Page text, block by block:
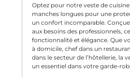
Optez pour notre veste de
manches longues pour une
un confort incomparable.
aux besoins des professionnels,
fonctionnalité et élégance. Que
à domicile, chef dans un
dans le secteur de l’hôtellerie, la
un essentiel dans votre garde-